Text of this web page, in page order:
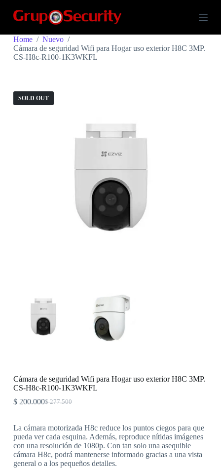
k
p
n
Home / Nuevo /
Cámara de seguridad Wifi para Hogar uso exterior H8C 3MP.
CS-H8c-R100-1K3WKFL
SOLD OUT
Cámara de seguridad Wifi para Hogar uso exterior H8C 3MP.
CS-H8c-R100-1K3WKFL
$277.500
$200.000
La cámara motorizada H8c reduce los puntos ciegos para que
pueda ver cada esquina. Además, reproduce nítidas imágenes
con una resolución de 1080p. Con tan solo una asequible
cámara H8c, podrá mantenerse informado gracias a una vista
general o a los pequeños detalles.